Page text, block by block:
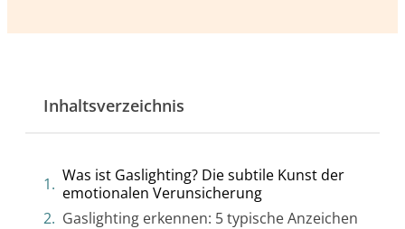
Inhaltsverzeichnis
Was ist Gaslighting? Die subtile Kunst der
emotionalen Verunsicherung
Gaslighting erkennen: 5 typische Anzeichen